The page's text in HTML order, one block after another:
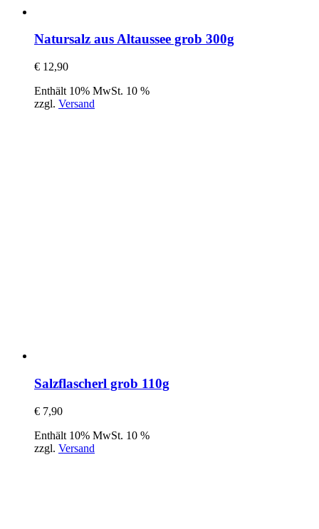
Natursalz aus Altaussee grob 300g
€ 12,90
Enthält 10% MwSt. 10 %
zzgl. Versand
Salzflascherl grob 110g
€ 7,90
Enthält 10% MwSt. 10 %
zzgl. Versand